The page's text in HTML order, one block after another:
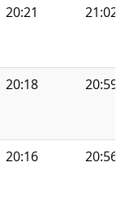
20:21 21:02
20:18 20:59
20:16 20:56